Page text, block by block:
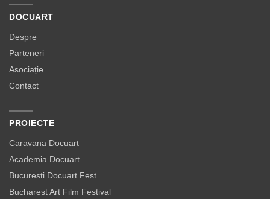
DOCUART
Despre
Parteneri
Asociație
Contact
PROIECTE
Caravana Docuart
Academia Docuart
Bucuresti Docuart Fest
Bucharest Art Film Festival